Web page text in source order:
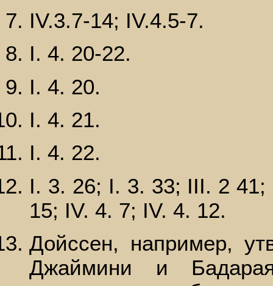
IV.3.7-14; IV.4.5-7.
I. 4. 20-22.
I. 4. 20.
I. 4. 21.
I. 4. 22.
I. 3. 26; I. 3. 33; III. 2
15; IV. 4. 7; IV. 4. 12.
Дойссен, например,
Джаймини и